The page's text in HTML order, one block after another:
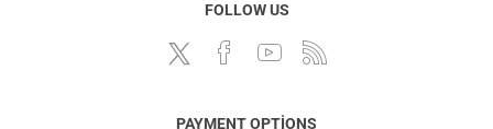
FOLLOW US
PAYMENT OPTIONS